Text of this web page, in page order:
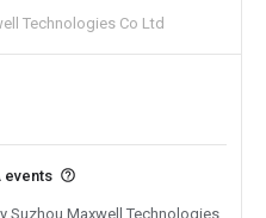
Technologies Co Ltd
events
Suzhou Maxwell Technologies